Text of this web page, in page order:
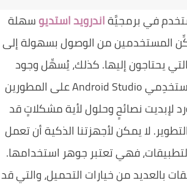
في برمجيَّةاندرويد استديوسهلة
من الوصول بسهولة إلى
يحتاجون إليها. كذلك، يُسهِّل وجود
مجتمع كبيرٍ من مستخدِمي Android Studio على المطورين
نصائحٍ وحلول لأية مشكلاتٍ قد
لا يمكن لأجهزتنا الذكية أن تعمل
فهي تعتبر جوهر استخدامها.
بالعديد من خيارات التحميل، والتي قد